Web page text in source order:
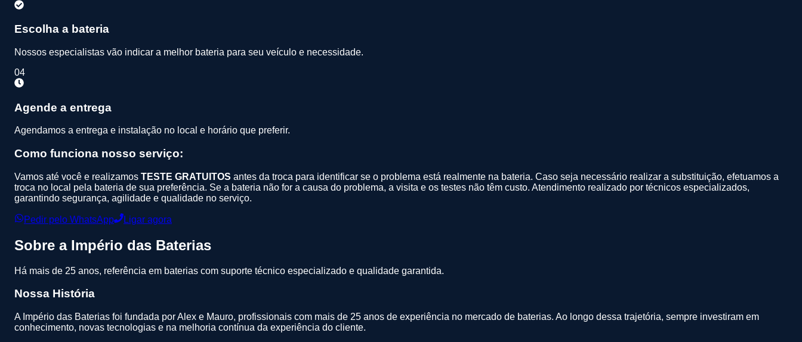
Escolha a bateria
Nossos especialistas vão indicar a melhor bateria para seu veículo e necessidade.
04
Agende a entrega
Agendamos a entrega e instalação no local e horário que preferir.
Como funciona nosso serviço:
Vamos até você e realizamos TESTE GRATUITOS antes da troca para identificar se o problema está realmente na bateria. Caso seja necessário realizar a substituição, efetuamos a
troca no local pela bateria de sua preferência. Se a bateria não for a causa do problema, a visita e os testes não têm custo. Atendimento realizado por técnicos especializados,
garantindo segurança, agilidade e qualidade no serviço.
Pedir pelo WhatsApp Ligar agora
Sobre a Império das Baterias
Há mais de 25 anos, referência em baterias com suporte técnico especializado e qualidade garantida.
Nossa História
A Império das Baterias foi fundada por Alex e Mauro, profissionais com mais de 25 anos de experiência no mercado de baterias. Ao longo dessa trajetória, sempre investiram em
conhecimento, novas tecnologias e na melhoria contínua da experiência do cliente.